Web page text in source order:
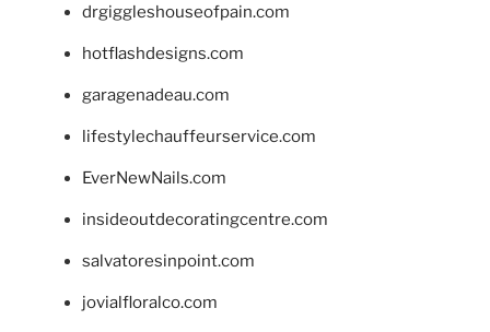
drgiggleshouseofpain.com
hotflashdesigns.com
garagenadeau.com
lifestylechauffeurservice.com
EverNewNails.com
insideoutdecoratingcentre.com
salvatoresinpoint.com
jovialfloralco.com